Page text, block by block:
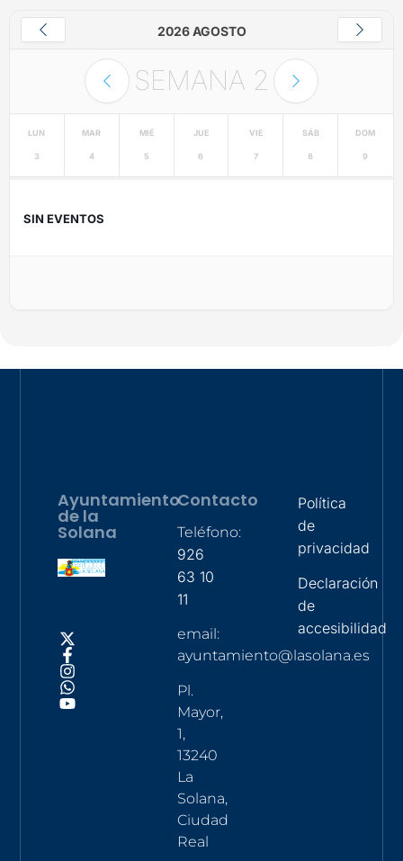
2026 AGOSTO
SEMANA 2
LUN
3
MAR
4
MIÉ
5
JUE
6
VIE
7
SÁB
8
DOM
9
SIN EVENTOS
Ayuntamiento
de la
Solana
Contacto
Teléfono:
926
63 10
11
email:
ayuntamiento@lasolana.es
Pl.
Mayor,
1,
13240
La
Solana,
Ciudad
Real
Política
de
privacidad
Declaración
de
accesibilidad